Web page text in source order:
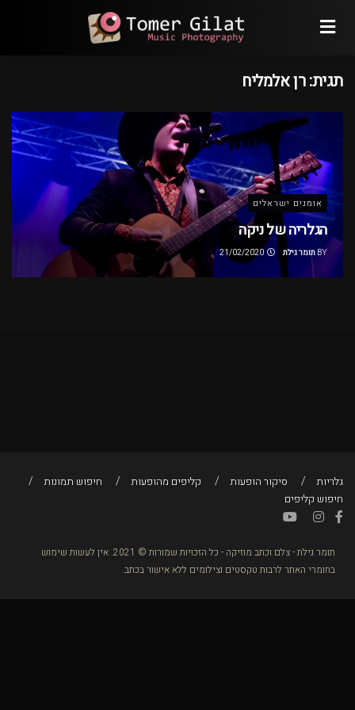
תגית:רן אלמליח
אומנים ישראלים
הגלריה של ניקה
BY תומר גילת
גלריות סיקור הופעות קליפים מהופעות
חיפוש תמונות
חיפוש קליפים
תומר גילת - צלם וכתב מוזיקה - כל הזכויות שמורות © 2021. אין לעשות שימוש
בחומרי האתר לרבות טקסטים וצילומים ללא אישור בכתב.